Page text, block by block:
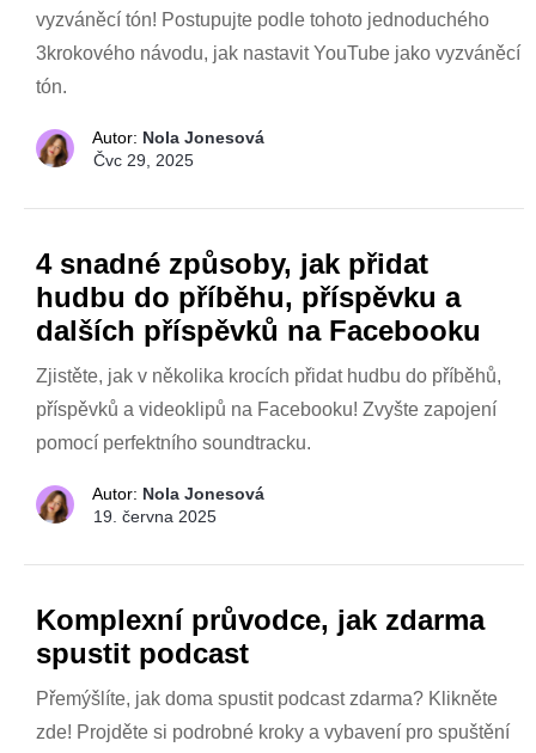
vyzváněcí tón! Postupujte podle tohoto jednoduchého
3krokového návodu, jak nastavit YouTube jako vyzváněcí
tón.
Autor: Nola Jonesová
Čvc 29, 2025
4 snadné způsoby, jak přidat
hudbu do příběhu, příspěvku a
dalších příspěvků na Facebooku
Zjistěte, jak v několika krocích přidat hudbu do příběhů,
příspěvků a videoklipů na Facebooku! Zvyšte zapojení
pomocí perfektního soundtracku.
Autor: Nola Jonesová
19. června 2025
Komplexní průvodce, jak zdarma
spustit podcast
Přemýšlíte, jak doma spustit podcast zdarma? Klikněte
zde! Projděte si podrobné kroky a vybavení pro spuštění